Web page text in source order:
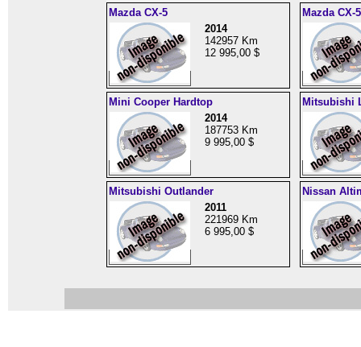
Mazda CX-5
2014
142957 Km
12 995,00 $
Mazda CX-5
Mini Cooper Hardtop
2014
187753 Km
9 995,00 $
Mitsubishi
Mitsubishi Outlander
2011
221969 Km
6 995,00 $
Nissan